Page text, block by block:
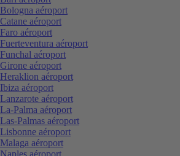
Bologna aéroport
Catane aéroport
Faro aéroport
Fuerteventura aéroport
Funchal aéroport
Girone aéroport
Heraklion aéroport
Ibiza aéroport
Lanzarote aéroport
La-Palma aéroport
Las-Palmas aéroport
Lisbonne aéroport
Malaga aéroport
Naples aéroport